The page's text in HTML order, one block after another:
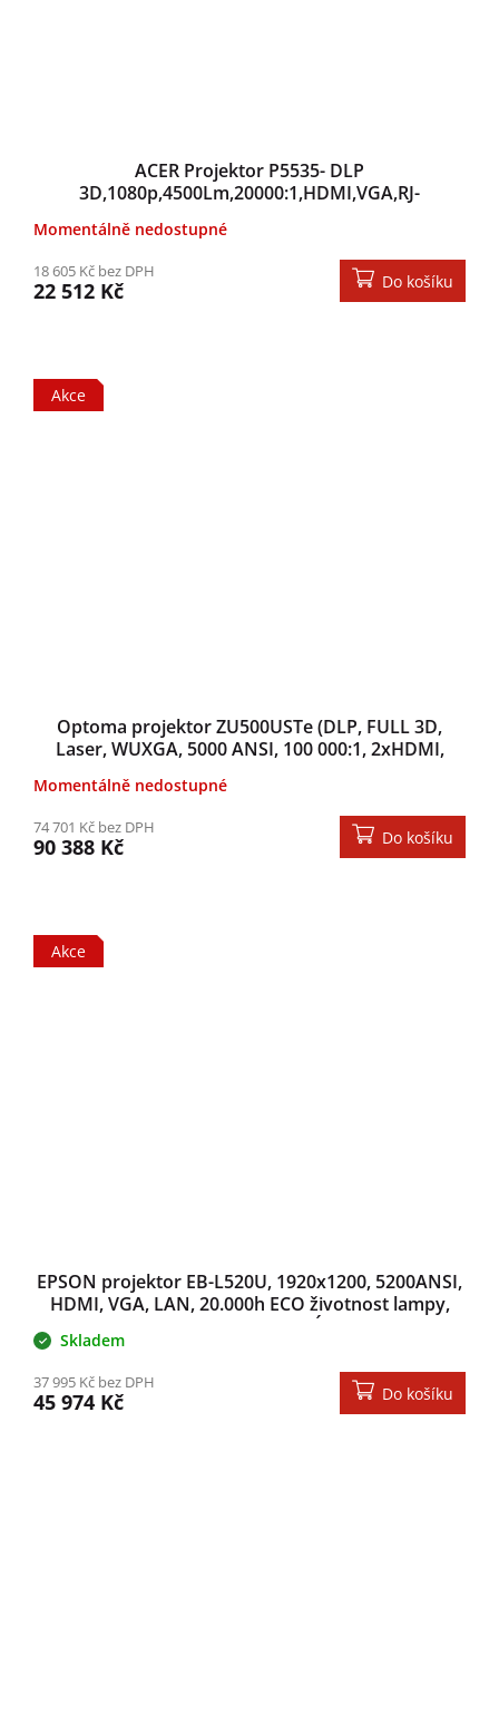
ACER Projektor P5535- DLP
3D,1080p,4500Lm,20000:1,HDMI,VGA,RJ-
Momentálně nedostupné
18 605 Kč bez DPH
22 512 Kč Do košíku
Akce
Optoma projektor ZU500USTe (DLP, FULL 3D,
Laser, WUXGA, 5000 ANSI, 100 000:1, 2xHDMI,
Momentálně nedostupné
74 701 Kč bez DPH
90 388 Kč Do košíku
Akce
EPSON projektor EB-L520U, 1920x1200, 5200ANSI,
HDMI, VGA, LAN, 20.000h ECO životnost lampy,
REPRO 10W, 3 ROKY ZÁRUKA
Skladem
37 995 Kč bez DPH
45 974 Kč Do košíku